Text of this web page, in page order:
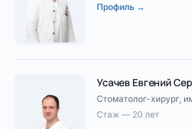
Профиль →
Усачев Евгений
Стоматолог-хирург,
Стаж — 20 лет